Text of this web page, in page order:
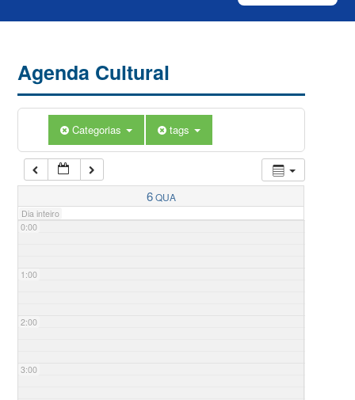
Agenda Cultural
Categorias tags
6QUA
Dia inteiro
0:00
1:00
2:00
3:00